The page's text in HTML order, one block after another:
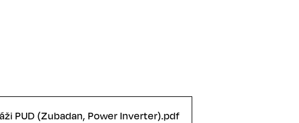
PUD (Zubadan, Power Inverter).pdf